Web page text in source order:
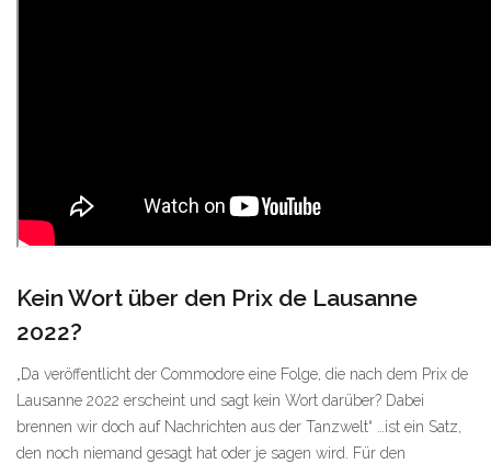
Kein Wort über den Prix de Lausanne
2022?
„Da veröffentlicht der Commodore eine Folge, die nach dem Prix de
Lausanne 2022 erscheint und sagt kein Wort darüber? Dabei
brennen wir doch auf Nachrichten aus der Tanzwelt“ …ist ein Satz,
den noch niemand gesagt hat oder je sagen wird. Für den